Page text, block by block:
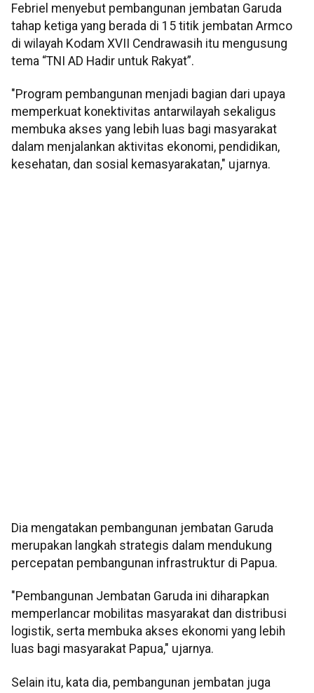
Febriel menyebut pembangunan jembatan Garuda
tahap ketiga yang berada di 15 titik jembatan Armco
di wilayah Kodam XVII Cendrawasih itu mengusung
tema “TNI AD Hadir untuk Rakyat”.
"Program pembangunan menjadi bagian dari upaya
memperkuat konektivitas antarwilayah sekaligus
membuka akses yang lebih luas bagi masyarakat
dalam menjalankan aktivitas ekonomi, pendidikan,
kesehatan, dan sosial kemasyarakatan," ujarnya.
Dia mengatakan pembangunan jembatan Garuda
merupakan langkah strategis dalam mendukung
percepatan pembangunan infrastruktur di Papua.
"Pembangunan Jembatan Garuda ini diharapkan
memperlancar mobilitas masyarakat dan distribusi
logistik, serta membuka akses ekonomi yang lebih
luas bagi masyarakat Papua," ujarnya.
Selain itu, kata dia, pembangunan jembatan juga